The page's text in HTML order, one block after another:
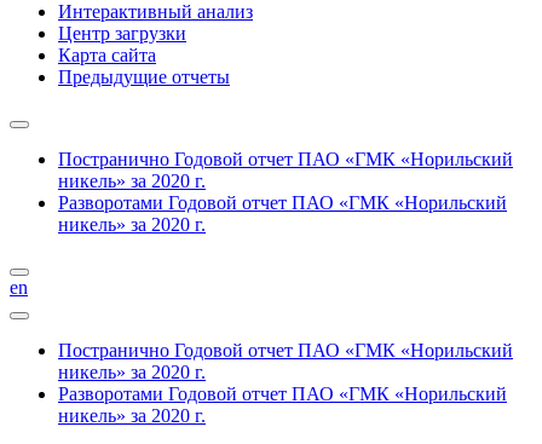
Интерактивный анализ
Центр загрузки
Карта сайта
Предыдущие отчеты
Постранично Годовой отчет ПАО «ГМК «Норильский
никель» за 2020 г.
Разворотами Годовой отчет ПАО «ГМК «Норильский
никель» за 2020 г.
en
Постранично Годовой отчет ПАО «ГМК «Норильский
никель» за 2020 г.
Разворотами Годовой отчет ПАО «ГМК «Норильский
никель» за 2020 г.